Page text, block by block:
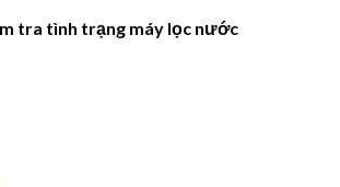
tra tình trạng máy lọc nước